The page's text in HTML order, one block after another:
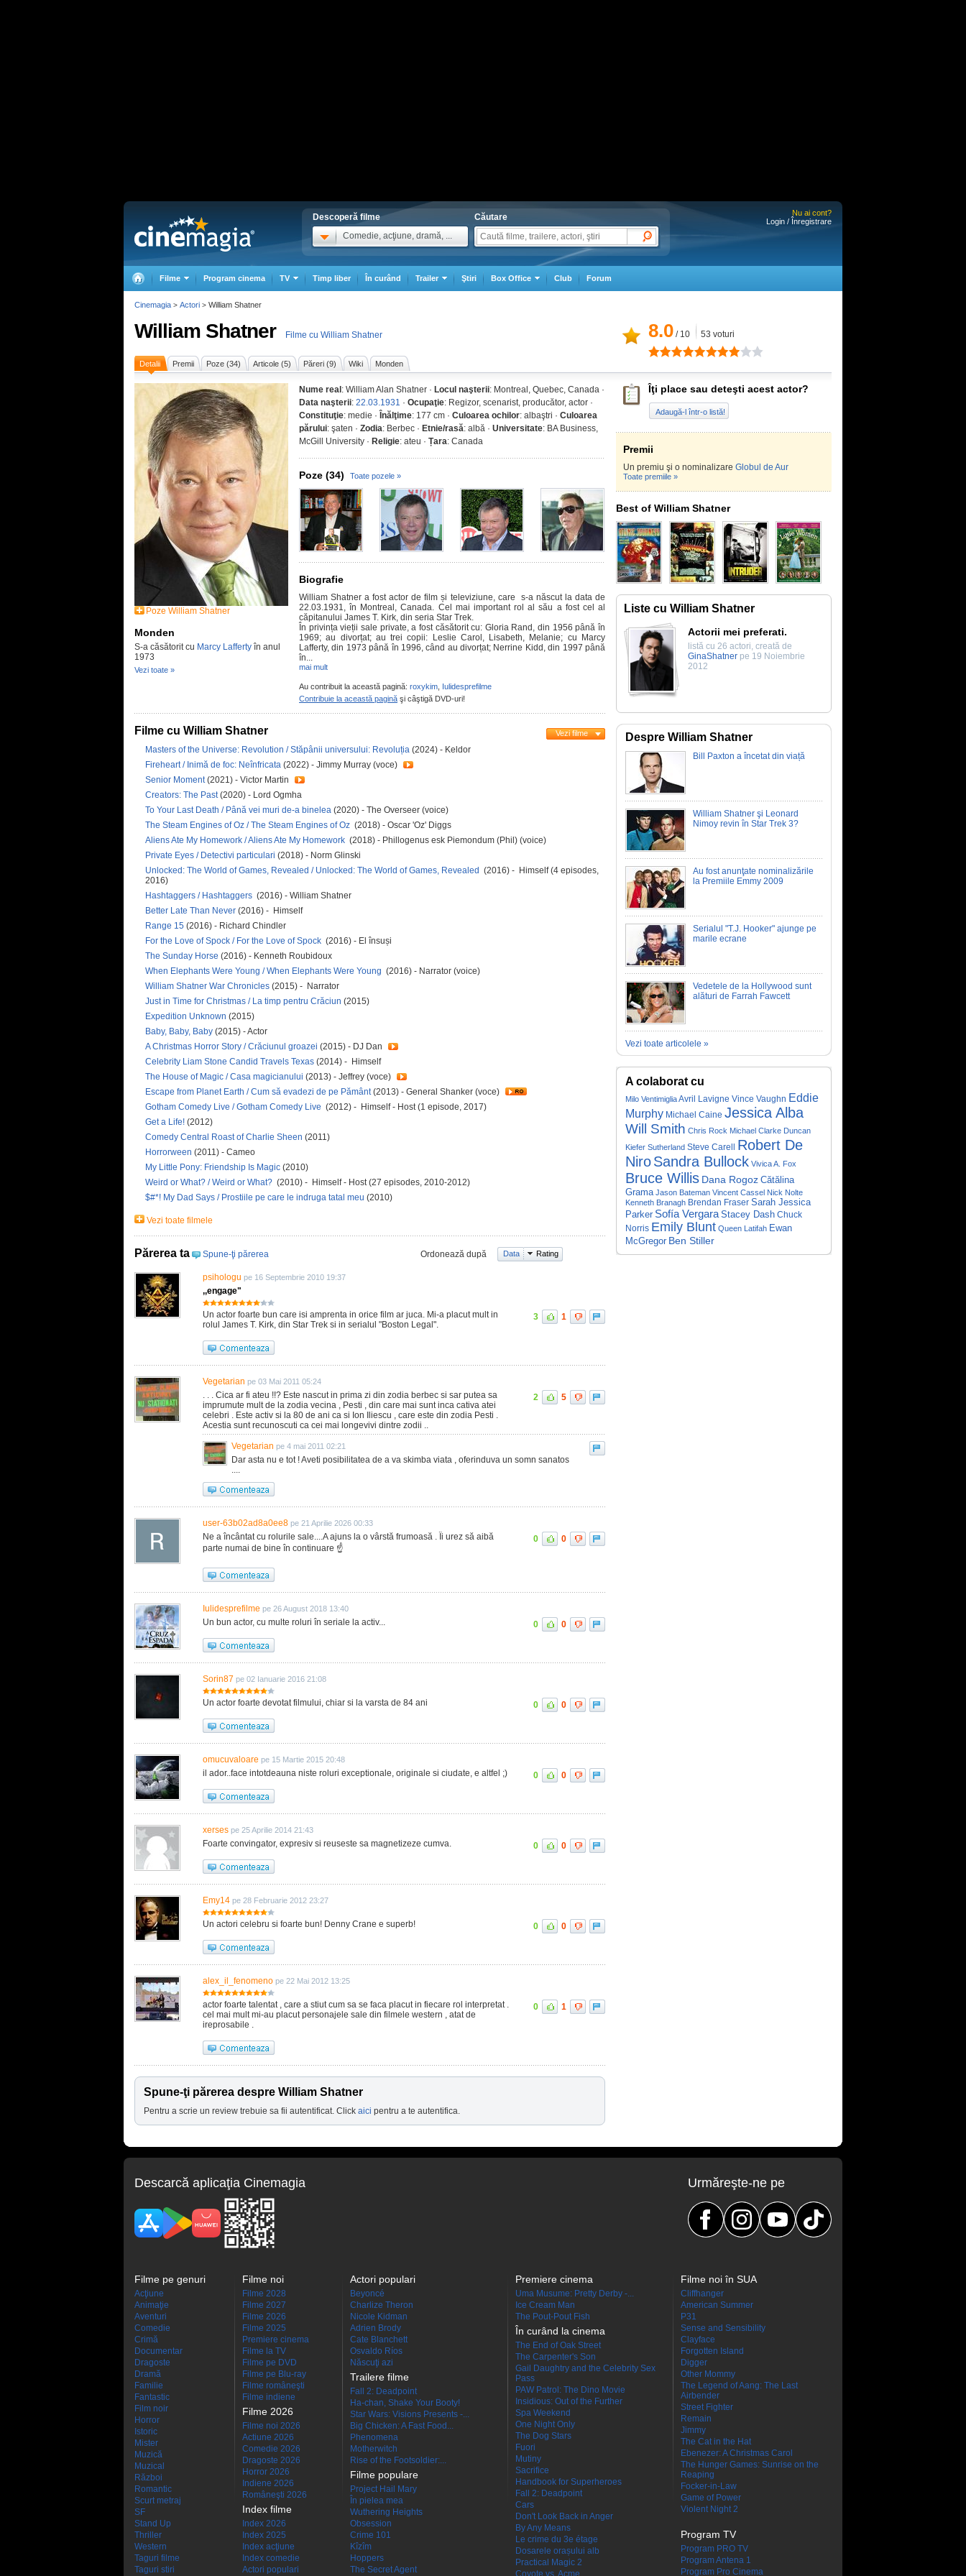
Descoperă filme
Comedie, acţiune, dramă, ...
Căutare
Nu ai cont?
Login / Înregistrare
Filme Program cinema TV Timp liber În curând Trailer Ştiri Box Office Club Forum
William Shatner Filme cu William Shatner 8.0 / 10 53 voturi
Detalii Premii Poze (34) Articole (5) Păreri (9) Wiki Monden
Poze William Shatner
Monden
S-a căsătorit cu Marcy Lafferty în anul
1973
Vezi toate »
Nume real : William Alan Shatner · Locul naşterii: Montreal, Quebec, Canada ·
Data naşterii: 22.03.1931 · Ocupaţie: Regizor, scenarist, producător, actor ·
Constituţie: medie · Înălţime: 177 cm · Culoarea ochilor: albaştri · Culoarea
părului: şaten · Zodia: Berbec · Etnie/rasă: albă · Universitate: BA Business,
McGill University · Religie: ateu · Țara: Canada
Poze (34) Toate pozele »
Biografie
William Shatner a fost actor de film și televiziune, care s-a născut la data de
22.03.1931, în Montreal, Canada. Cel mai important rol al său a fost cel al
căpitanului James T. Kirk, din seria Star Trek.
În privința vieții sale private, a fost căsătorit cu: Gloria Rand, din 1956 până în
1969; au divorțat; au trei copii: Leslie Carol, Lisabeth, Melanie; cu Marcy
Lafferty, din 1973 până în 1996, când au divorțat; Nerrine Kidd, din 1997 până
în...
mai mult
Au contribuit la această pagină: roxykim Iulidesprefilme
Contribuie la această pagină şi câştigă DVD-uri!
Filme cu William Shatner Vezi filme
Masters of the Universe: Revolution / Stăpânii universului: Revoluția (2024) - Keldor
Fireheart / Inimă de foc: Neînfricata (2022) - Jimmy Murray (voce)
Senior Moment(2021) - Victor Martin
Creators: The Past(2020) - Lord Ogmha
To Your Last Death / Până vei muri de-a binelea (2020) - The Overseer (voice)
The Steam Engines of Oz / The Steam Engines of Oz (2018) - Oscar 'Oz' Diggs
Aliens Ate My Homework / Aliens Ate My Homework (2018) - Phillogenus esk Piemondum (Phil) (voice)
Private Eyes / Detectivi particulari (2018) - Norm Glinski
Unlocked: The World of Games, Revealed / Unlocked: The World of Games, Revealed (2016) - Himself (4 episodes,
2016)
Hashtaggers / Hashtaggers (2016) - William Shatner
Better Late Than Never (2016) - Himself
Range 15 (2016) - Richard Chindler
For the Love of Spock / For the Love of Spock (2016) - El însuși
The Sunday Horse (2016) - Kenneth Roubidoux
When Elephants Were Young / When Elephants Were Young (2016) - Narrator (voice)
William Shatner War Chronicles (2015) - Narrator
Just in Time for Christmas / La timp pentru Crăciun (2015)
Expedition Unknown (2015)
Baby, Baby, Baby (2015) - Actor
A Christmas Horror Story / Crăciunul groazei (2015) - DJ Dan
Celebrity Liam Stone Candid Travels Texas (2014) - Himself
The House of Magic / Casa magicianului (2013) - Jeffrey (voce)
Escape from Planet Earth / Cum să evadezi de pe Pământ(2013) - General Shanker (voce)
Gotham Comedy Live / Gotham Comedy Live (2012) - Himself - Host (1 episode, 2017)
Get a Life! (2012)
Comedy Central Roast of Charlie Sheen (2011)
Horrorween (2011) - Cameo
My Little Pony: Friendship Is Magic (2010)
Weird or What? / Weird or What? (2010) - Himself - Host (27 episodes, 2010-2012)
$#*! My Dad Says / Prostiile pe care le indruga tatal meu (2010)
Vezi toate filmele
Părerea ta Spune-ţi părerea Ordonează după Data Rating
psihologu pe 16 Septembrie 2010 19:37
,,engage"
Un actor foarte bun care isi amprenta in orice film ar juca. Mi-a placut mult in
rolul James T. Kirk, din Star Trek si in serialul "Boston Legal".
3 1
Vegetarian pe 03 Mai 2011 05:24
. . . Cica ar fi ateu !!? Este nascut in prima zi din zodia berbec si sar putea sa
imprumute mult de la zodia vecina , Pesti , din care mai sunt inca cativa atei
celebri . Este activ si la 80 de ani ca si Ion Iliescu , care este din zodia Pesti .
Acestia sunt recunoscuti ca cei mai longevivi dintre zodii ..
2 5
Vegetarian pe 4 mai 2011 02:21
Dar asta nu e tot ! Aveti posibilitatea de a va skimba viata , oferinduva un somn sanatos
....
user-63b02ad8a0ee8 pe 21 Aprilie 2026 00:33
Ne a încântat cu rolurile sale....A ajuns la o vârstă frumoasă . Îi urez să aibă
parte numai de bine în continuare ☝️
0 0
Iulidesprefilme pe 26 August 2018 13:40
Un bun actor, cu multe roluri în seriale la activ... 0 0
Sorin87 pe 02 Ianuarie 2016 21:08
Un actor foarte devotat filmului, chiar si la varsta de 84 ani 0 0
omucuvaloare pe 15 Martie 2015 20:48
il ador..face intotdeauna niste roluri exceptionale, originale si ciudate, e altfel ;) 0 0
xerses pe 25 Aprilie 2014 21:43
Foarte convingator, expresiv si reuseste sa magnetizeze cumva. 0 0
Emy14 pe 28 Februarie 2012 23:27
Un actori celebru si foarte bun! Denny Crane e superb! 0 0
alex_il_fenomeno pe 22 Mai 2012 13:25
actor foarte talentat , care a stiut cum sa se faca placut in fiecare rol interpretat .
cel mai mult mi-au placut personajele sale din filmele western , atat de
ireprosabile .
0 1
Spune-ţi părerea despre William Shatner
Pentru a scrie un review trebuie sa fii autentificat. Click aici pentru a te autentifica.
Îţi place sau deteşti acest actor?
Adaugă-l într-o listă!
Premii
Un premiu şi o nominalizare Globul de Aur
Toate premiile »
Best of William Shatner
Liste cu William Shatner
Actorii mei preferati.
listă cu 26 actori, creată de
GinaShatner pe 19 Noiembrie
2012
Despre William Shatner
Bill Paxton a încetat din viață
William Shatner şi Leonard
Nimoy revin în Star Trek 3?
Au fost anunţate nominalizările
la Premiile Emmy 2009
Serialul "T.J. Hooker" ajunge pe
marile ecrane
Vedetele de la Hollywood sunt
alături de Farrah Fawcett
Vezi toate articolele »
A colaborat cu
Milo VentimigliaAvril Lavigne Vince Vaughn Eddie
Murphy Michael Caine Jessica Alba
Will Smith Chris Rock Michael Clarke Duncan
Kiefer Sutherland Steve Carell
Robert De
NiroSandra Bullock Vivica A. Fox
Bruce Willis Dana Rogoz Cătălina
Grama Jason Bateman Vincent Cassel Nick Nolte
Kenneth Branagh Brendan Fraser Sarah Jessica
Parker Sofía Vergara Stacey Dash Chuck
Norris Emily Blunt Queen Latifah Ewan
McGregor Ben Stiller
Cinemagia > Actori > William Shatner
Descarcă aplicaţia Cinemagia Urmăreşte-ne pe
Filme pe genuri
Acţiune
Animaţie
Aventuri
Comedie
Crimă
Documentar
Dragoste
Dramă
Familie
Fantastic
Film noir
Horror
Istoric
Mister
Muzică
Muzical
Război
Romantic
Scurt metraj
SF
Stand Up
Thriller
Western
Taguri filme
Taguri stiri
Filme noi
Filme 2028
Filme 2027
Filme 2026
Filme 2025
Premiere cinema
Filme la TV
Filme pe DVD
Filme pe Blu-ray
Filme româneşti
Filme indiene
Filme 2026
Filme noi 2026
Actiune 2026
Comedie 2026
Dragoste 2026
Horror 2026
Indiene 2026
Româneşti 2026
Index filme
Index 2026
Index 2025
Index acţiune
Index comedie
Actori populari
Actori populari
Beyoncé
Charlize Theron
Nicole Kidman
Adrien Brody
Cate Blanchett
Osvaldo Ríos
Născuţi azi
Trailere filme
Fall 2: Deadpoint
Ha-chan, Shake Your Booty!
Star Wars: Visions Presents -...
Big Chicken: A Fast Food...
Phenomena
Motherwitch
Rise of the Footsoldier:...
Filme populare
Project Hail Mary
În pielea mea
Wuthering Heights
Obsession
Crime 101
Kîzîm
Hoppers
The Secret Agent
Premiere cinema
Uma Musume: Pretty Derby -...
Ice Cream Man
The Pout-Pout Fish
În curând la cinema
The End of Oak Street
The Carpenter's Son
Gail Daughtry and the Celebrity Sex
Pass
PAW Patrol: The Dino Movie
Insidious: Out of the Further
Spa Weekend
One Night Only
The Dog Stars
Fuori
Mutiny
Sacrifice
Handbook for Superheroes
Fall 2: Deadpoint
Cars
Don't Look Back in Anger
By Any Means
Le crime du 3e étage
Dosarele orașului alb
Practical Magic 2
Filme noi în SUA
Cliffhanger
American Summer
P31
Sense and Sensibility
Clayface
Forgotten Island
Digger
Other Mommy
The Legend of Aang: The Last
Airbender
Street Fighter
Remain
Jimmy
The Cat in the Hat
Ebenezer: A Christmas Carol
The Hunger Games: Sunrise on the
Reaping
Focker-in-Law
Game of Power
Violent Night 2
Program TV
Program PRO TV
Program Antena 1
Program Pro Cinema